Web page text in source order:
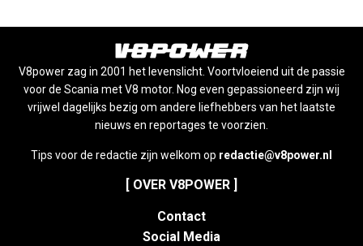
V8power zag in 2001 het levenslicht. Voortvloeiend uit de passie
voor de Scania met V8 motor. Nog even gepassioneerd zijn wij
vrijwel dagelijks bezig om andere liefhebbers van het laatste
nieuws en reportages te voorzien.
Tips voor de redactie zijn welkom op redactie@v8power.nl
[ OVER V8POWER ]
Contact
Social Media